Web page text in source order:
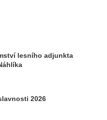
lesního adjunkta
2026